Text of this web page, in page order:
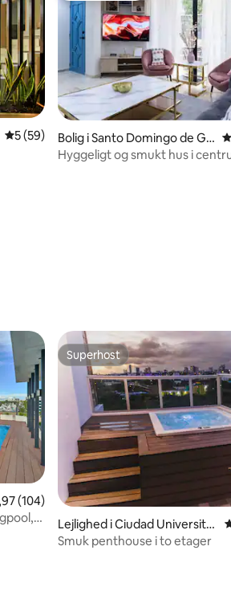
5 ud af 5 i gennemsnitlig bedømmelse,
5 (59)
Bolig i Santo Domingo de Gu
zman
Hyggeligt og smukt hus i
ud af 5 i gennemsnitlig bedømmelse,
(104)
Superhost
Superhost
Lejlighed i Ciudad Universitar
ia
Smuk penthouse i to etager